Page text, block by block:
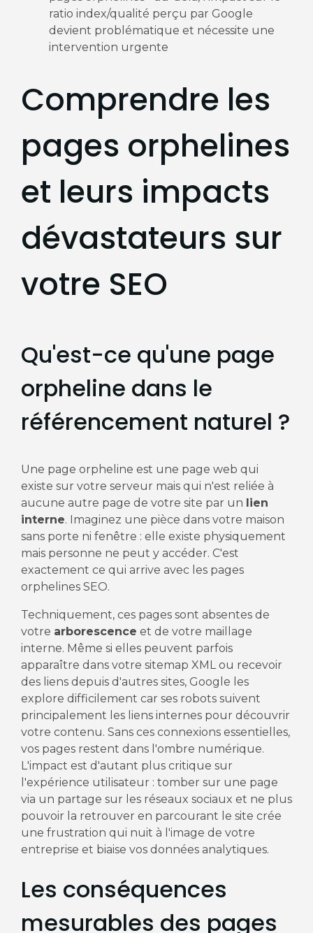
ratio index/qualité perçu par Google
devient problématique et nécessite une
intervention urgente
Comprendre les
pages orphelines
et leurs impacts
dévastateurs sur
votre SEO
Qu'est-ce qu'une page
orpheline dans le
référencement naturel ?
Une page orpheline est une page web qui
existe sur votre serveur mais qui n'est reliée à
aucune autre page de votre site par un lien
interne. Imaginez une pièce dans votre maison
sans porte ni fenêtre : elle existe physiquement
mais personne ne peut y accéder. C'est
exactement ce qui arrive avec les pages
orphelines SEO.
Techniquement, ces pages sont absentes de
votre arborescence et de votre maillage
interne. Même si elles peuvent parfois
apparaître dans votre sitemap XML ou recevoir
des liens depuis d'autres sites, Google les
explore difficilement car ses robots suivent
principalement les liens internes pour découvrir
votre contenu. Sans ces connexions essentielles,
vos pages restent dans l'ombre numérique.
L'impact est d'autant plus critique sur
l'expérience utilisateur : tomber sur une page
via un partage sur les réseaux sociaux et ne plus
pouvoir la retrouver en parcourant le site crée
une frustration qui nuit à l'image de votre
entreprise et biaise vos données analytiques.
Les conséquences
mesurables des pages